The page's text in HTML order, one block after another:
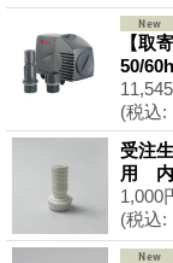
【取
50/
(税込:
受注
用 内
1,000
(税込: